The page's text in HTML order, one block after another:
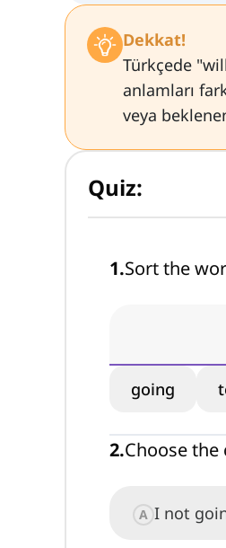
Dekkat!
Türkçede
anlamları
veya
Quiz:
1.Sort the
going
2.Choose
A I not